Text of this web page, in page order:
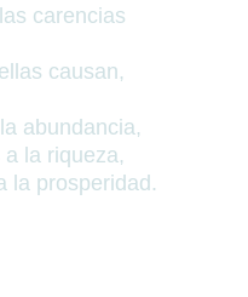
carencias
causan,
abundancia,
la riqueza,
la prosperidad.